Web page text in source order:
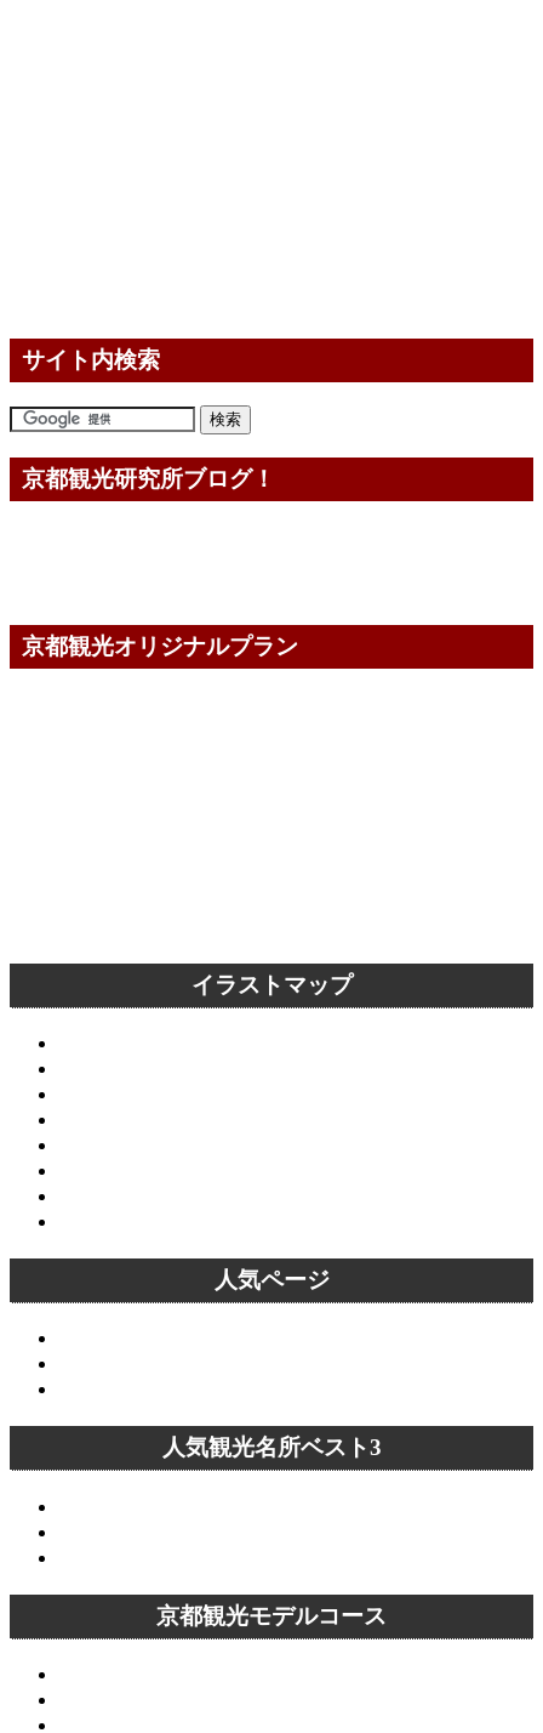
サイト内検索
京都観光研究所ブログ！
京都観光オリジナルプラン
イラストマップ
人気ページ
人気観光名所ベスト3
京都観光モデルコース